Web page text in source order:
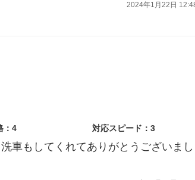
2024年1月22日
：4 対応スピード：3
車もしてくれてありがとうございまし